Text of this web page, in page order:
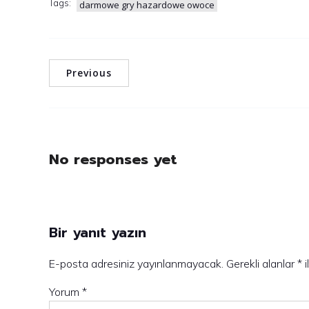
Tags: darmowe gry hazardowe owoce
Previous
No responses yet
Bir yanıt yazın
E-posta adresiniz yayınlanmayacak. Gerekli alanlar*
Yorum *